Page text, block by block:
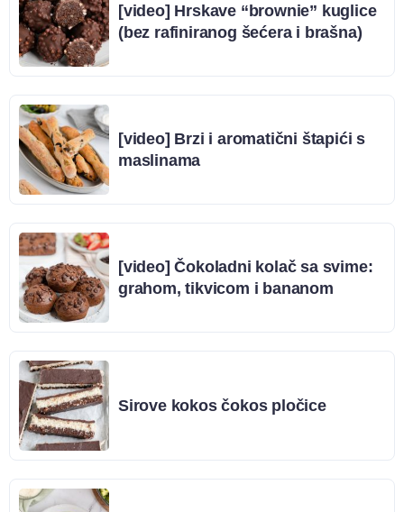
[video] Hrskave “brownie” kuglice
(bez rafiniranog šećera i brašna)
[video] Brzi i aromatični štapići s
maslinama
[video] Čokoladni kolač sa svime:
grahom, tikvicom i bananom
Sirove kokos čokos pločice